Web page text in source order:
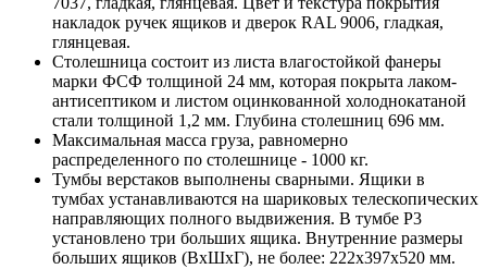
накладок ручек ящиков и дверок RAL 9006, гладкая,
глянцевая.
Столешница состоит из листа влагостойкой фанеры
марки ФСФ толщиной 24 мм, которая покрыта лаком-
антисептиком и листом оцинкованной холоднокатаной
стали толщиной 1,2 мм. Глубина столешниц 696 мм.
Максимальная масса груза, равномерно
распределенного по столешнице - 1000 кг.
Тумбы верстаков выполнены сварными. Ящики в
тумбах устанавливаются на шариковых телескопических
направляющих полного выдвижения. В тумбе P3
установлено три больших ящика. Внутренние размеры
больших ящиков (ВхШхГ), не более: 222х397х520 мм.